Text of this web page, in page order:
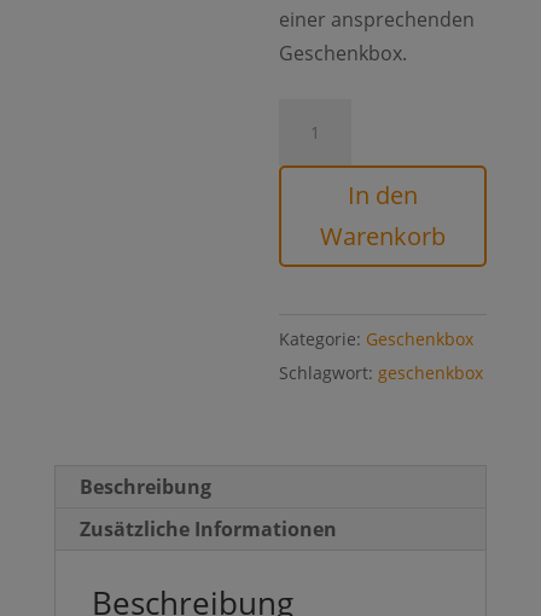
einer ansprechenden
Geschenkbox.
In den
Warenkorb
Kategorie: Geschenkbox
Schlagwort:geschenkbox
Beschreibung
Zusätzliche Informationen
Beschreibung